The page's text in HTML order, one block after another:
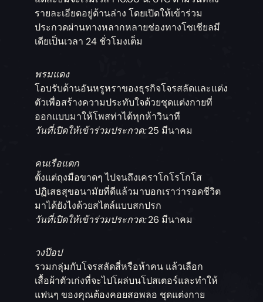
รายละเอียดอยู่ด้านล่าง โดยเปิดให้เข้าร่วม
ประกวดผ่านทางหลากหลายช่องทางโซเชียลมี
เดียเป็นเวลา 24 ชั่วโมงเต็ม
พรมแดง
โอบรับด้านอันหรูหราของธุรกิจโจรสลัดและแต่ง
ตัวเพื่อสร้างความประทับใจด้วยชุดแต่งกายที่
ออกแบบมาให้โพสท่าได้ทุกห้าวินาที
วันที่เปิดให้เข้าร่วมประกวด:25 มีนาคม
คนเรือแตก
ตั้งแต่ถุงมือขาดๆ ไปจนถึงเคราโกโรโกโส
ปฏิเสธสุขอนามัยที่ดีแล้วมาบอกเราว่ารอดชีวิต
มาได้ยังไงด้วยสไตล์แบบสกปรก
วันที่เปิดให้เข้าร่วมประกวด:26 มีนาคม
วงป๊อป
รวมกลุ่มกับโจรสลัดสี่หรือห้าคน แล้วเลือก
เสื้อผ้าตัวเก่งที่จะไปโผล่บนโปสเตอร์และทำให้
แฟนๆ ของคุณต้องคอยสอพลอ ชุดแต่งกาย